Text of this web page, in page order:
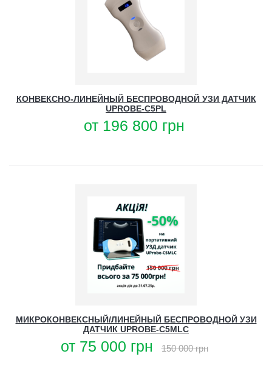
КОНВЕКСНО-ЛИНЕЙНЫЙ БЕСПРОВОДНОЙ УЗИ ДАТЧИК
UPROBE-C5PL
от 196 800 грн
МИКРОКОНВЕКСНЫЙ/ЛИНЕЙНЫЙ БЕСПРОВОДНОЙ УЗИ
ДАТЧИК UPROBE-C5MLC
от 75 000 грн 150 000грн